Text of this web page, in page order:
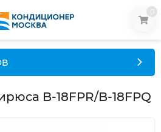
B-18FPR/B-18FPQ